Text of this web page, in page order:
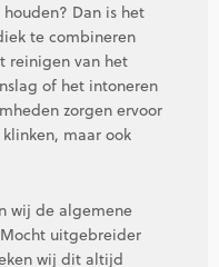
Dan is het
te combineren
reinigen van het
of het intoneren
zorgen ervoor
maar ook
wij de algemene
uitgebreider
wij dit altijd